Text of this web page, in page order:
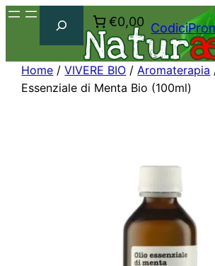
€0,00
Home /VIVERE BIO /Aromaterapia
Essenziale di Menta Bio (100ml)